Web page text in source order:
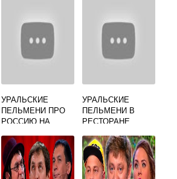
УРАЛЬСКИЕ
ПЕЛЬМЕНИ ПРО
РОССИЮ НА
УРАЛЬСКИЕ
ПЕЛЬМЕНИ В
РЕСТОРАНЕ